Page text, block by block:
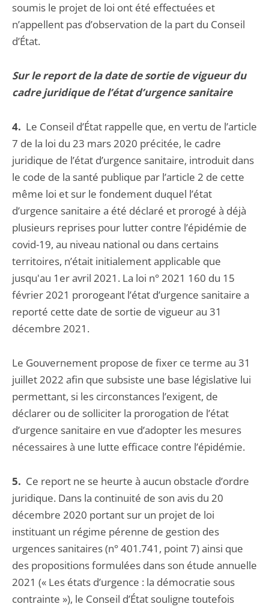
soumis le projet de loi ont été effectuées et
n’appellent pas d’observation de la part du Conseil
d’État.
Sur le report de la date de sortie de vigueur du
cadre juridique de l’état d’urgence sanitaire
4. Le Conseil d’État rappelle que, en vertu de l’article
7 de la loi du 23 mars 2020 précitée, le cadre
juridique de l’état d’urgence sanitaire, introduit dans
le code de la santé publique par l’article 2 de cette
même loi et sur le fondement duquel l’état
d’urgence sanitaire a été déclaré et prorogé à déjà
plusieurs reprises pour lutter contre l’épidémie de
covid-19, au niveau national ou dans certains
territoires, n’était initialement applicable que
jusqu'au 1er avril 2021. La loi n° 2021 160 du 15
février 2021 prorogeant l’état d’urgence sanitaire a
reporté cette date de sortie de vigueur au 31
décembre 2021.
Le Gouvernement propose de fixer ce terme au 31
juillet 2022 afin que subsiste une base législative lui
permettant, si les circonstances l’exigent, de
déclarer ou de solliciter la prorogation de l’état
d’urgence sanitaire en vue d’adopter les mesures
nécessaires à une lutte efficace contre l’épidémie.
5. Ce report ne se heurte à aucun obstacle d’ordre
juridique. Dans la continuité de son avis du 20
décembre 2020 portant sur un projet de loi
instituant un régime pérenne de gestion des
urgences sanitaires (n° 401.741, point 7) ainsi que
des propositions formulées dans son étude annuelle
2021 (« Les états d’urgence : la démocratie sous
contrainte »), le Conseil d’État souligne toutefois